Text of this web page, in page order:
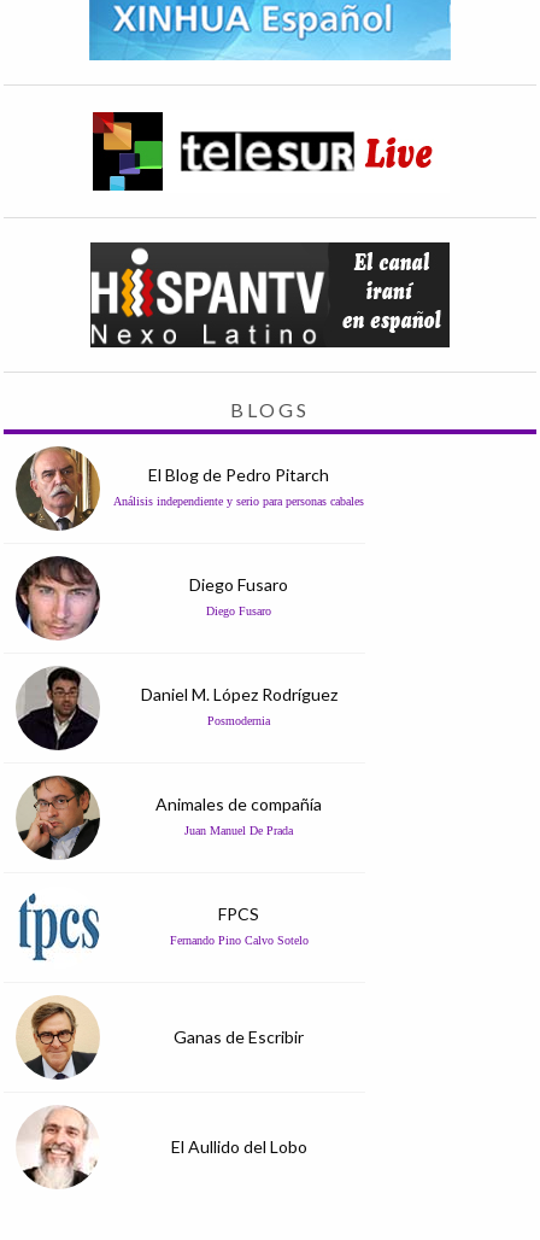
BLOGS
El Blog de Pedro Pitarch
Análisis independiente y serio para personas cabales
Diego Fusaro
Diego Fusaro
Daniel M. López Rodríguez
Posmodernia
Animales de compañía
Juan Manuel De Prada
FPCS
Fernando Pino Calvo Sotelo
Ganas de Escribir
El Aullido del Lobo